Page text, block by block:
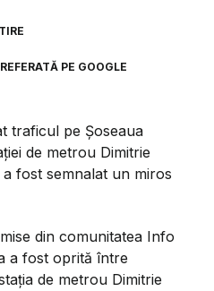
PE GOOGLE
traficul pe Șoseaua
de metrou Dimitrie
fost semnalat un miros
din comunitatea Info
a fost oprită între
de metrou Dimitrie